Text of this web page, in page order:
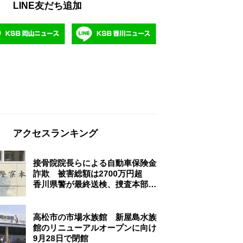
LINE友だち追加
アクセスランキング
接骨院院長らによる自動車保険金
詐欺 被害総額は2700万円超
香川県警が最終送検、捜査本部解
高松市の市場水族館 新屋島水族
館のリニューアルオープンに向け
9月28日で閉館